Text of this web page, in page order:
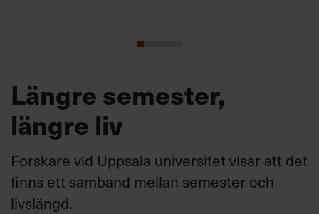
Längre semester,
längre liv
Forskare vid Uppsala universitet visar att det
finns ett samband mellan semester och
livslängd.